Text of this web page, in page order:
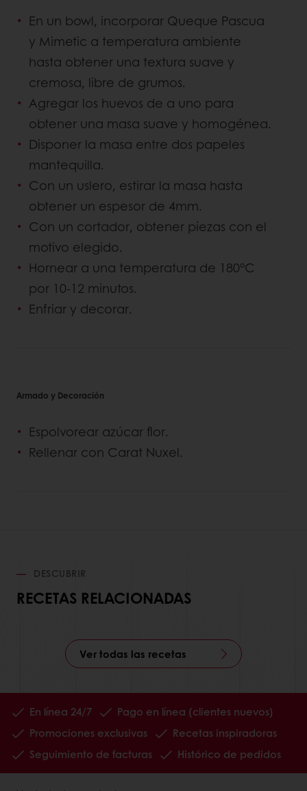
En un bowl, incorporar Queque Pascua
y Mimetic a temperatura ambiente
hasta obtener una textura suave y
cremosa, libre de grumos.
Agregar los huevos de a uno para
obtener una masa suave y homogénea.
Disponer la masa entre dos papeles
mantequilla.
Con un uslero, estirar la masa hasta
obtener un espesor de 4mm.
Con un cortador, obtener piezas con el
motivo elegido.
Hornear a una temperatura de 180°C
por 10-12 minutos.
Enfriar y decorar.
Armado y Decoración
Espolvorear azúcar flor.
Rellenar con Carat Nuxel.
DESCUBRIR
RECETAS RELACIONADAS
Ver todas las recetas
En línea 24/7
Pago en línea (clientes nuevos)
Promociones exclusivas
Recetas inspiradoras
Seguimiento de facturas
Histórico de pedidos